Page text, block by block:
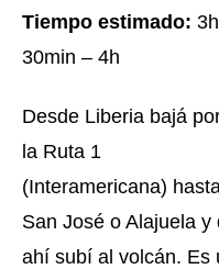
Tiempo estimado: 3h
30min – 4h
Desde Liberia bajá
la Ruta 1
(Interamericana)
San José o Alajuela y
ahí subí al volcán. Es